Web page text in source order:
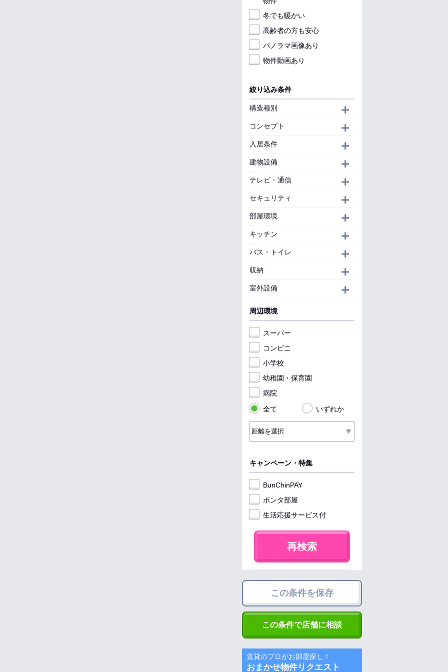
冬でも暖かい
高齢者の方も安心
パノラマ画像あり
物件動画あり
絞り込み条件
構造種別
コンセプト
入居条件
建物設備
テレビ・通信
セキュリティ
部屋環境
キッチン
バス・トイレ
収納
室外設備
周辺環境
スーパー
コンビニ
小学校
幼稚園・保育園
病院
全て
いずれか
キャンペーン・特集
BunChinPAY
ポンタ部屋
生活応援サービス付
再検索
この条件を保存
この条件で店舗に相談
賃貸のプロがお部屋探し！
おまかせ物件リクエスト